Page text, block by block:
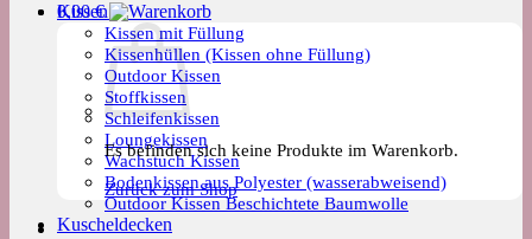
Kissen
Kissen mit Füllung
Kissenhüllen (Kissen ohne Füllung)
Outdoor Kissen
Stoffkissen
Schleifenkissen
Loungekissen
Wachstuch Kissen
Bodenkissen aus Polyester (wasserabweisend)
Outdoor Kissen Beschichtete Baumwolle
Kuscheldecken
0,00€
Es befinden sich keine Produkte im Warenkorb.
Zurück zum Shop